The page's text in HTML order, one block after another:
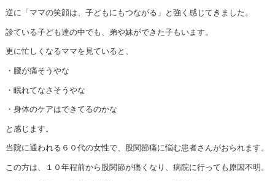
逆に「ママの笑顔は、子どもにもつながる」と強く感じてきました。
診ている子ども達の中でも、弟や妹ができた子もいます。
更に忙しくなるママを見ていると、
・腰が痛そうやな
・眠れてなさそうやな
・身体のケアはできてるのかな
と感じます。
当院に通われる６０代の女性で、股関節痛に悩む患者さんがおられます。
この方は、１０年程前から股関節が痛くなり、病院に行っても原因不明。